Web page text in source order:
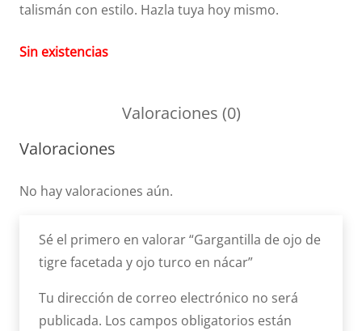
talismán con estilo. Hazla tuya hoy mismo.
Sin existencias
Valoraciones (0)
Valoraciones
No hay valoraciones aún.
Sé el primero en valorar “Gargantilla de ojo de
tigre facetada y ojo turco en nácar”
Tu dirección de correo electrónico no será
publicada. Los campos obligatorios están